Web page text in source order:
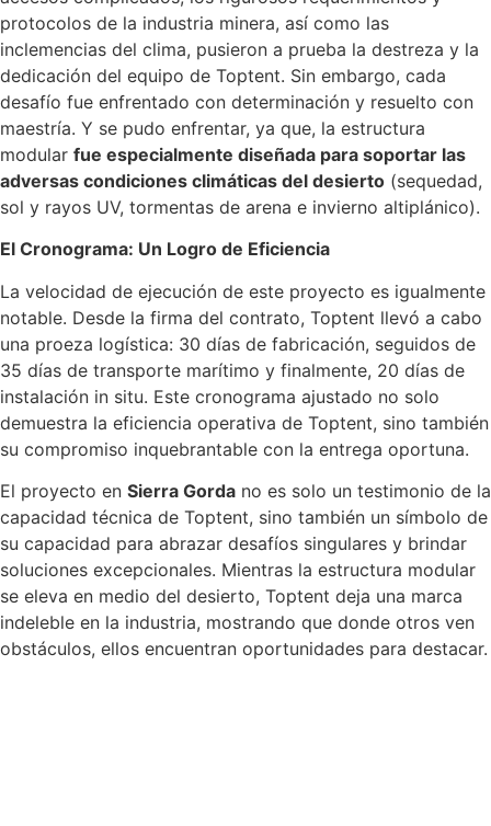
protocolos de la industria minera, así como las
inclemencias del clima, pusieron a prueba la destreza y la
dedicación del equipo de Toptent. Sin embargo, cada
desafío fue enfrentado con determinación y resuelto con
maestría. Y se pudo enfrentar, ya que, la estructura
modular fue especialmente diseñada para soportar las
adversas condiciones climáticas del desierto (sequedad,
sol y rayos UV, tormentas de arena e invierno altiplánico).
El Cronograma: Un Logro de Eficiencia
La velocidad de ejecución de este proyecto es igualmente
notable. Desde la firma del contrato, Toptent llevó a cabo
una proeza logística: 30 días de fabricación, seguidos de
35 días de transporte marítimo y finalmente, 20 días de
instalación in situ. Este cronograma ajustado no solo
demuestra la eficiencia operativa de Toptent, sino también
su compromiso inquebrantable con la entrega oportuna.
El proyecto en Sierra Gorda no es solo un testimonio de la
capacidad técnica de Toptent, sino también un símbolo de
su capacidad para abrazar desafíos singulares y brindar
soluciones excepcionales. Mientras la estructura modular
se eleva en medio del desierto, Toptent deja una marca
indeleble en la industria, mostrando que donde otros ven
obstáculos, ellos encuentran oportunidades para destacar.